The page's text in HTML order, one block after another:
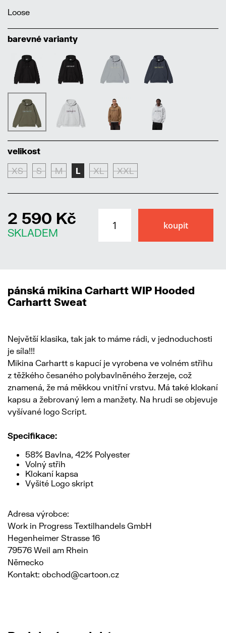
Loose
barevné varianty
velikost
XS S M L XL XXL
2 590 Kč
SKLADEM
pánská mikina Carhartt WIP Hooded
Carhartt Sweat
Největší klasika, tak jak to máme rádi, v jednoduchosti
je síla!!!
Mikina Carhartt s kapucí je vyrobena ve volném střihu
z těžkého česaného polybavlněného žerzeje, což
znamená, že má měkkou vnitřní vrstvu. Má také klokaní
kapsu a žebrovaný lem a manžety. Na hrudi se objevuje
vyšívané logo Script.
Specifikace:
58% Bavlna, 42% Polyester
Volný střih
Klokaní kapsa
Vyšité Logo skript
Adresa výrobce:
Work in Progress Textilhandels GmbH
Hegenheimer Strasse 16
79576 Weil am Rhein
Německo
Kontakt: obchod@cartoon.cz